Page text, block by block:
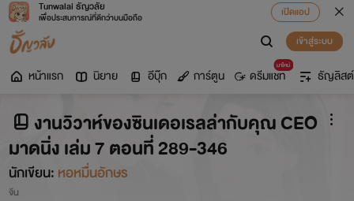
Tunwalai ธัญวลัย
เพื่อประสบการณ์ที่ดีกว่าบนมือถือ
เปิดแอป
เข้าสู่ระบบ
หน้าแรก นิยาย อีบุ๊ก การ์ตูน
มาใหม่
ดรีมแชท ธัญลิสต์
งานวิวาห์ของซินเดอเรลล่ากับคุณ CEO
มาดนิ่ง เล่ม 7 ตอนที่ 289-346
นักเขียน: หอหมื่นอักษร
จีน